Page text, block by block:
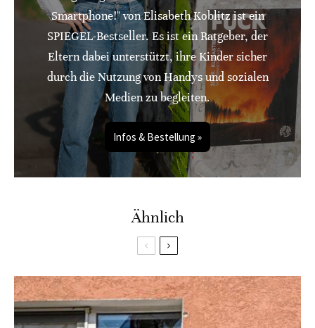
Smartphone!" von Elisabeth Koblitz ist ein
SPIEGEL-Bestseller. Es ist ein Ratgeber, der
Eltern dabei unterstützt, ihre Kinder sicher
durch die Nutzung von Handys und sozialen
Medien zu begleiten.
Infos & Bestellung »
Ähnlich